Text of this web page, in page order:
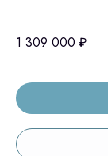
1 309 000 ₽